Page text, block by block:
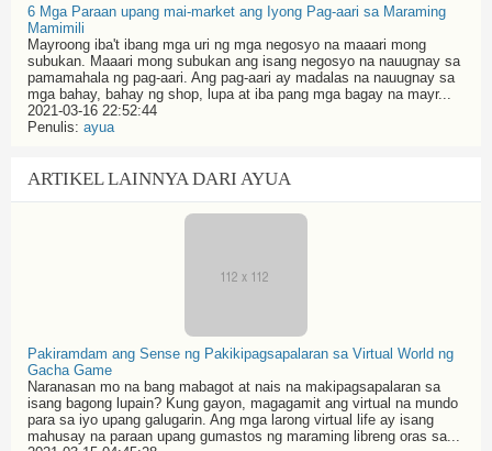
6 Mga Paraan upang mai-market ang Iyong Pag-aari sa Maraming
Mamimili
Mayroong iba't ibang mga uri ng mga negosyo na maaari mong
subukan. Maaari mong subukan ang isang negosyo na nauugnay sa
pamamahala ng pag-aari. Ang pag-aari ay madalas na nauugnay sa
mga bahay, bahay ng shop, lupa at iba pang mga bagay na mayr...
2021-03-16 22:52:44
Penulis: ayua
ARTIKEL LAINNYA DARI AYUA
Pakiramdam ang Sense ng Pakikipagsapalaran sa Virtual World ng
Gacha Game
Naranasan mo na bang mabagot at nais na makipagsapalaran sa
isang bagong lupain? Kung gayon, magagamit ang virtual na mundo
para sa iyo upang galugarin. Ang mga larong virtual life ay isang
mahusay na paraan upang gumastos ng maraming libreng oras sa...